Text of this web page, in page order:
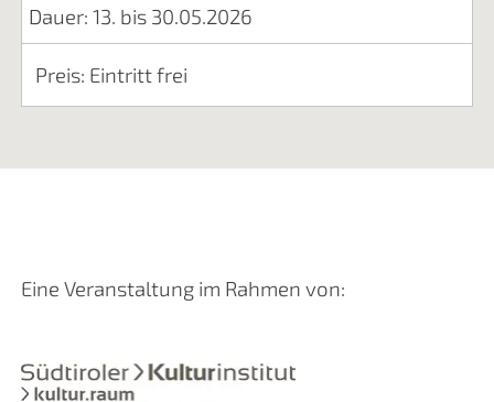
Dauer: 13. bis 30.05.2026
Preis: Eintritt frei
Eine Veranstaltung im Rahmen von: